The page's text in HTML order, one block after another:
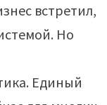
встретил,
Но
Единый